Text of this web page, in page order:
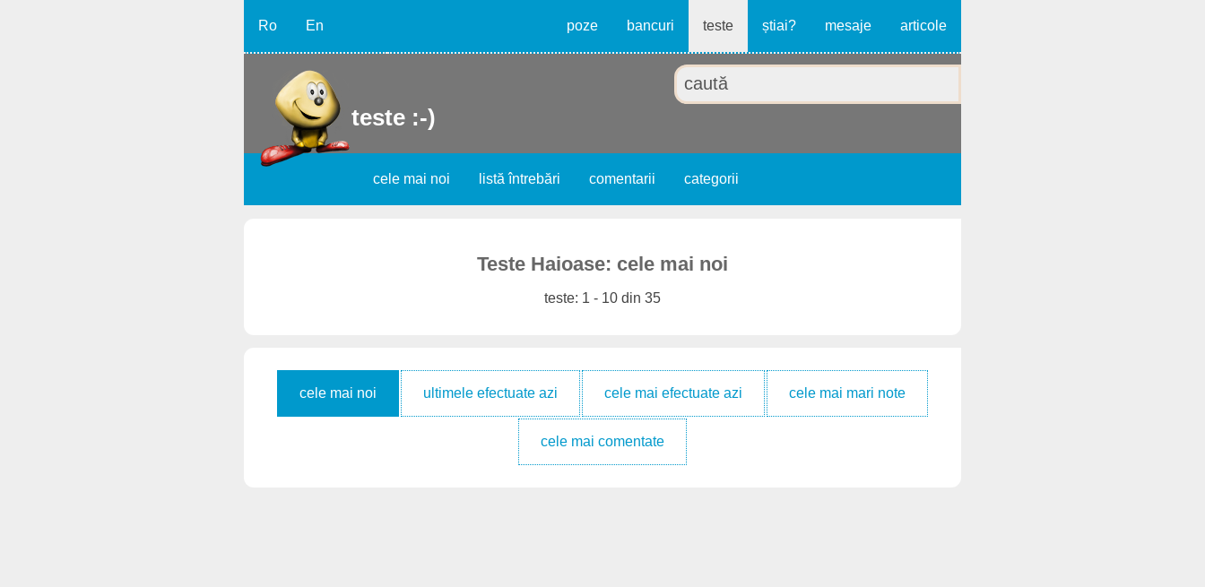
Ro En poze bancuri teste știai? mesaje articole
teste :-)
cele mai noi listă întrebări comentarii categorii
Teste Haioase: cele mai noi
teste: 1 - 10 din 35
cele mai noi ultimele efectuate azi cele mai efectuate azi cele mai mari note
cele mai comentate